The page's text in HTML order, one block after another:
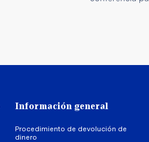
Información general
Procedimiento de devolución de
dinero